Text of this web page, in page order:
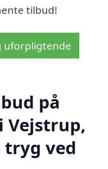
tilbud!
uforpligtende
på
Vejstrup,
ved